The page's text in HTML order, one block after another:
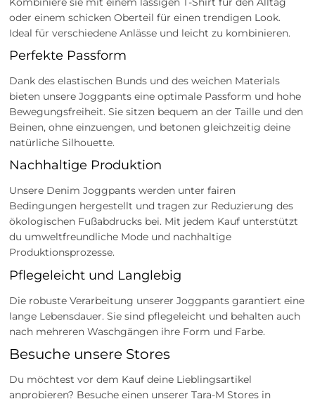
oder einem schicken Oberteil für einen trendigen Look.
Ideal für verschiedene Anlässe und leicht zu kombinieren.
Perfekte Passform
Dank des elastischen Bunds und des weichen Materials
bieten unsere Joggpants eine optimale Passform und hohe
Bewegungsfreiheit. Sie sitzen bequem an der Taille und den
Beinen, ohne einzuengen, und betonen gleichzeitig deine
natürliche Silhouette.
Nachhaltige Produktion
Unsere Denim Joggpants werden unter fairen
Bedingungen hergestellt und tragen zur Reduzierung des
ökologischen Fußabdrucks bei. Mit jedem Kauf unterstützt
du umweltfreundliche Mode und nachhaltige
Produktionsprozesse.
Pflegeleicht und Langlebig
Die robuste Verarbeitung unserer Joggpants garantiert eine
lange Lebensdauer. Sie sind pflegeleicht und behalten auch
nach mehreren Waschgängen ihre Form und Farbe.
Besuche unsere Stores
Du möchtest vor dem Kauf deine Lieblingsartikel
anprobieren? Besuche einen unserer Tara-M Stores in